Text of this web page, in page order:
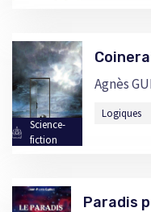
Science-
fiction
Agnès
Logiques
Paradis